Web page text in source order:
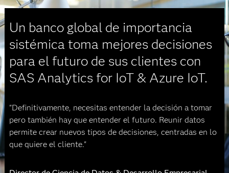
Un banco global de importancia
sistémica toma mejores decisiones
para el futuro de sus clientes con
SAS Analytics for IoT & Azure IoT.
"Definitivamente, necesitas entender la decisión a tomar
pero también hay que entender el futuro. Reunir datos
permite crear nuevos tipos de decisiones, centradas en lo
que quiere el cliente."